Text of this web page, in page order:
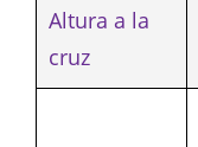
Altura a la
cruz